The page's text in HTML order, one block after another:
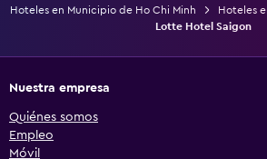
Hoteles en Municipio de Ho Chi Minh
Hoteles
Lotte Hotel Saigon
Nuestra empresa
Quiénes somos
Empleo
Móvil